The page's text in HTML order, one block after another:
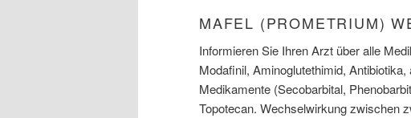
MAFEL (PROMETRIUM)
Informieren Sie Ihren Arzt über alle
Modafinil, Aminoglutethimid,
Medikamente (Secobarbital,
Topotecan. Wechselwirkung zwischen